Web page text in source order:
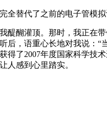
替代了之前的电子管模
醍醐灌顶。那时，我正
，语重心长地对我说：
了2007年度国家科学
人感到心里踏实。